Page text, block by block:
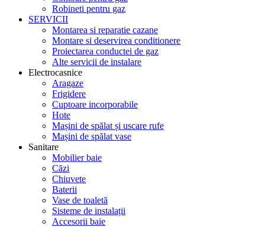
Robineti pentru gaz
SERVICII
Montarea si reparatie cazane
Montare si deservirea conditionere
Proiectarea conductei de gaz
Alte servicii de instalare
Electrocasnice
Aragaze
Frigidere
Cuptoare incorporabile
Hote
Mașini de spălat și uscare rufe
Mașini de spălat vase
Sanitare
Mobilier baie
Căzi
Chiuvete
Baterii
Vase de toaletă
Sisteme de instalații
Accesorii baie